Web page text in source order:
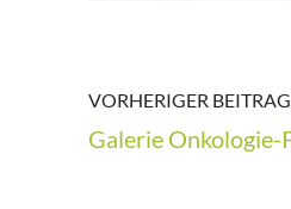
VORHERIGER BEITRAG
Galerie